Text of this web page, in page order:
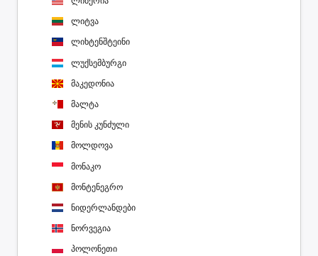
ლიტვა
ლიხტენშტეინი
ლუქსემბურგი
მაკედონია
მალტა
მენის კუნძული
მოლდოვა
მონაკო
მონტენეგრო
ნიდერლანდები
ნორვეგია
პოლონეთი